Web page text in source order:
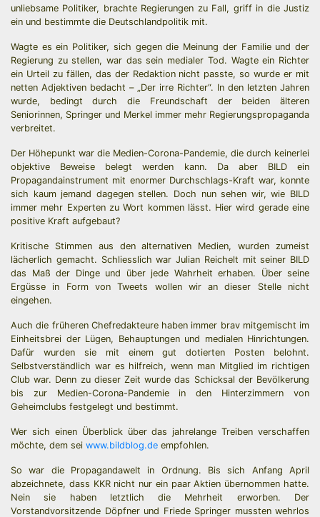
unliebsame Politiker, brachte Regierungen zu Fall, griff in die Justiz
ein und bestimmte die Deutschlandpolitik mit.
Wagte es ein Politiker, sich gegen die Meinung der Familie und der
Regierung zu stellen, war das sein medialer Tod. Wagte ein Richter
ein Urteil zu fällen, das der Redaktion nicht passte, so wurde er mit
netten Adjektiven bedacht – „Der irre Richter“. In den letzten Jahren
wurde, bedingt durch die Freundschaft der beiden älteren
Seniorinnen, Springer und Merkel immer mehr Regierungspropaganda
verbreitet.
Der Höhepunkt war die Medien-Corona-Pandemie, die durch keinerlei
objektive Beweise belegt werden kann. Da aber BILD ein
Propagandainstrument mit enormer Durchschlags-Kraft war, konnte
sich kaum jemand dagegen stellen. Doch nun sehen wir, wie BILD
immer mehr Experten zu Wort kommen lässt. Hier wird gerade eine
positive Kraft aufgebaut?
Kritische Stimmen aus den alternativen Medien, wurden zumeist
lächerlich gemacht. Schliesslich war Julian Reichelt mit seiner BILD
das Maß der Dinge und über jede Wahrheit erhaben. Über seine
Ergüsse in Form von Tweets wollen wir an dieser Stelle nicht
eingehen.
Auch die früheren Chefredakteure haben immer brav mitgemischt im
Einheitsbrei der Lügen, Behauptungen und medialen Hinrichtungen.
Dafür wurden sie mit einem gut dotierten Posten belohnt.
Selbstverständlich war es hilfreich, wenn man Mitglied im richtigen
Club war. Denn zu dieser Zeit wurde das Schicksal der Bevölkerung
bis zur Medien-Corona-Pandemie in den Hinterzimmern von
Geheimclubs festgelegt und bestimmt.
Wer sich einen Überblick über das jahrelange Treiben verschaffen
möchte, dem sei www.bildblog.de empfohlen.
So war die Propagandawelt in Ordnung. Bis sich Anfang April
abzeichnete, dass KKR nicht nur ein paar Aktien übernommen hatte.
Nein sie haben letztlich die Mehrheit erworben. Der
Vorstandvorsitzende Döpfner und Friede Springer mussten wehrlos